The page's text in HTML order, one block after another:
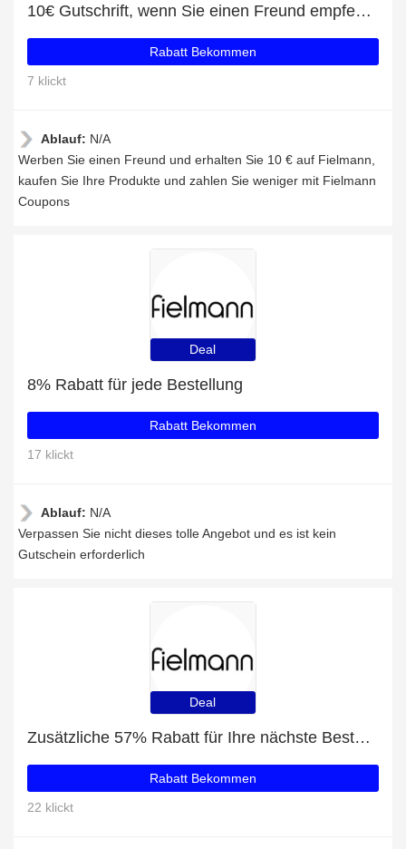
10€ Gutschrift, wenn Sie einen Freund empfehlen
Rabatt Bekommen
7 klickt
Ablauf: N/A
Werben Sie einen Freund und erhalten Sie 10 € auf Fielmann,
kaufen Sie Ihre Produkte und zahlen Sie weniger mit Fielmann
Coupons
Deal
8% Rabatt für jede Bestellung
Rabatt Bekommen
17 klickt
Ablauf: N/A
Verpassen Sie nicht dieses tolle Angebot und es ist kein
Gutschein erforderlich
Deal
Zusätzliche 57% Rabatt für Ihre nächste Bestellung
Rabatt Bekommen
22 klickt